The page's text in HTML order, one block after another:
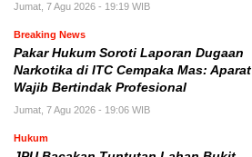
Jumat, 7 Agu 2026 - 19:19 WIB
Breaking News
Pakar Hukum Soroti Laporan Dugaan
Narkotika di ITC Cempaka Mas: Aparat
Wajib Bertindak Profesional
Jumat, 7 Agu 2026 - 19:06 WIB
Hukum